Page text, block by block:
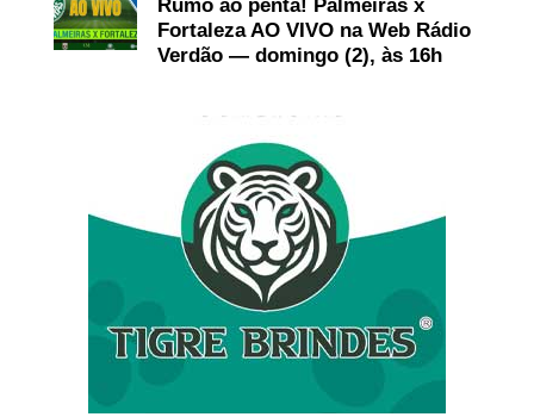
Rumo ao penta! Palmeiras x
Fortaleza AO VIVO na Web Rádio
Verdão — domingo (2), às 16h